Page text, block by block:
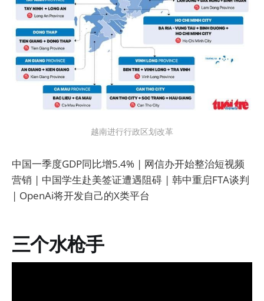
越南进行行政区划改革
中国一季度GDP同比增5.4% | 网信办开始整治短视频
营销 | 中国学生赴美签证遭遇阻碍 | 韩中重启FTA谈判
| OpenAi将开发自己的X类平台
三个水枪手